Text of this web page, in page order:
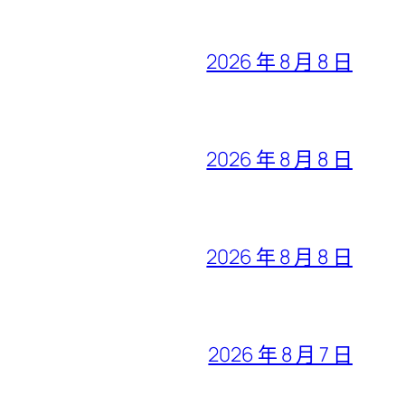
2026 年 8 月 8 日
2026 年 8 月 8 日
2026 年 8 月 8 日
2026 年 8 月 7 日